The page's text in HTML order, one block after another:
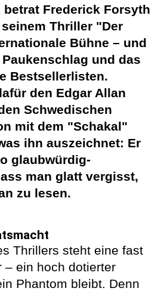
betrat Frederick Forsyth
seinem Thriller "Der
Bühne – und
und das
Bestsellerlisten.
den Edgar Allan
Schwedischen
mit dem "Schakal"
ihn auszeichnet: Er
glaubwürdig-
man glatt vergisst,
zu lesen.
Thrillers steht eine fast
– ein hoch dotierter
Phantom bleibt. Denn